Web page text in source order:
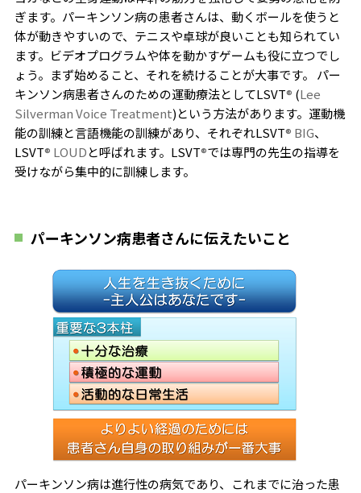
ぎます。パーキンソン病の患者さんは、動くボールを使うと
体が動きやすいので、テニスや卓球が良いことも知られてい
ます。ビデオプログラムや体を動かすゲームも役に立つでし
ょう。まず始めること、それを続けることが大事です。 パー
キンソン病患者さんのための運動療法としてLSVT® (Lee
Silverman Voice Treatment)という方法があります。運動機
能の訓練と言語機能の訓練があり、それぞれLSVT® BIG、
LSVT® LOUDと呼ばれます。LSVT®では専門の先生の指導を
受けながら集中的に訓練します。
パーキンソン病患者さんに伝えたいこと
パーキンソン病は進行性の病気であり、これまでに治った患